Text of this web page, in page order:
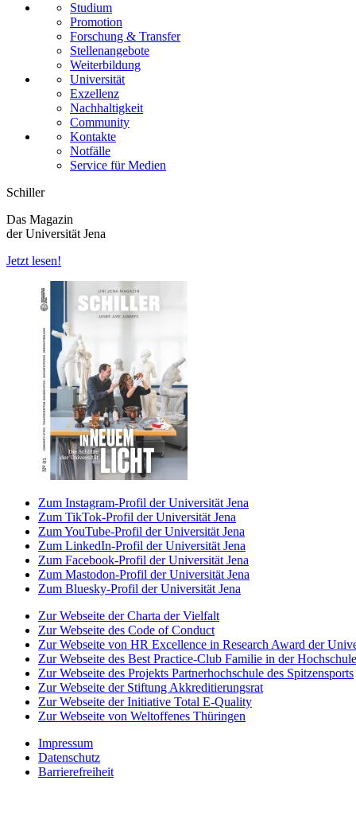
Studium
Promotion
Forschung & Transfer
Stellenangebote
Weiterbildung
Universität
Exzellenz
Nachhaltigkeit
Community
Kontakte
Notfälle
Service für Medien
Schiller
Das Magazin
der Universität Jena
Jetzt lesen!
Zum Instagram-Profil der Universität Jena
Zum TikTok-Profil der Universität Jena
Zum YouTube-Profil der Universität Jena
Zum LinkedIn-Profil der Universität Jena
Zum Facebook-Profil der Universität Jena
Zum Mastodon-Profil der Universität Jena
Zum Bluesky-Profil der Universität Jena
Zur Webseite der Charta der Vielfalt
Zur Webseite des Code of Conduct
Zur Webseite von HR Excellence in Research Award der
Zur Webseite des Best Practice-Club Familie in der Hochschule
Zur Webseite des Projekts Partnerhochschule des Spitzensports
Zur Webseite der Stiftung Akkreditierungsrat
Zur Webseite der Initiative Total E-Quality
Zur Webseite von Weltoffenes Thüringen
Impressum
Datenschutz
Barrierefreiheit